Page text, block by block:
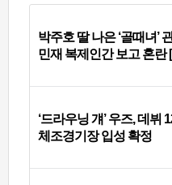
박주호 딸 나은 ‘골때녀’
민재 복제인간 보고 혼란
‘드라우닝 걔’ 우즈, 데
체조경기장 입성 확정